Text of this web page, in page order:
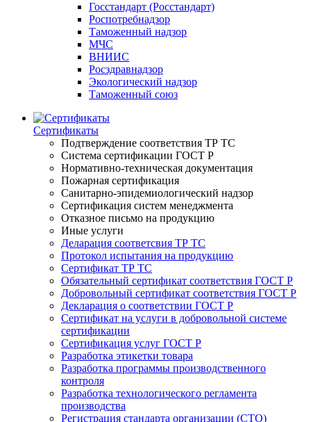
Госстандарт (Росстандарт)
Роспотребнадзор
Таможенный надзор
МЧС
ВНИИС
Росздравнадзор
Экологический надзор
Таможенный союз
Сертификаты
Подтверждение соответствия ТР ТС
Система сертификации ГОСТ Р
Нормативно-техническая документация
Пожарная сертификация
Санитарно-эпидемиологический надзор
Сертификация систем менеджмента
Отказное письмо на продукцию
Иные услуги
Деларация соответсвия ТР ТС
Протокол испытания на продукцию
Сертификат ТР ТС
Обязательный сертификат соответствия ГОСТ Р
Добровольный сертификат соответствия ГОСТ Р
Декларация о соответствии ГОСТ Р
Сертификат на услуги в добровольной системе
сертификации
Сертификация услуг ГОСТ Р
Разработка этикетки товара
Разработка программы производственного
контроля
Разработка технологического регламента
производства
Регистрация стандарта организации (СТО)